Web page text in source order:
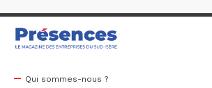
Qui sommes-nous ?